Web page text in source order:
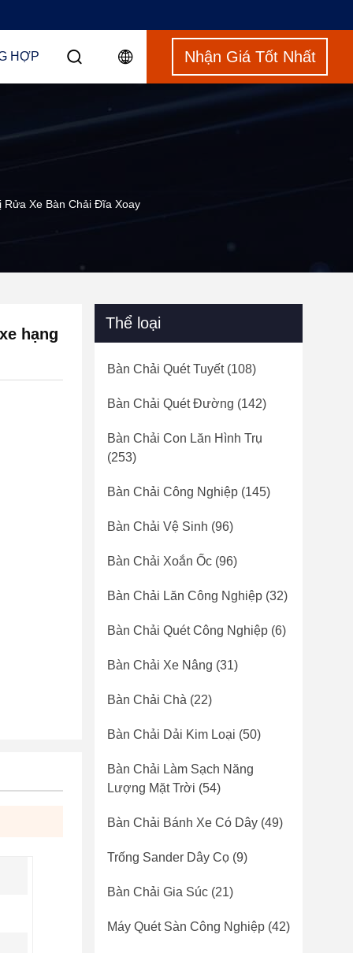
HỢP Nhận Giá Tốt Nhất
Rửa Xe Bàn Chải Đĩa Xoay
hạng
Thể loại
Bàn Chải Quét Tuyết(108)
Bàn Chải Quét Đường (142)
Bàn Chải Con Lăn Hình Trụ
(253)
Bàn Chải Công Nghiệp (145)
Bàn Chải Vệ Sinh (96)
Bàn Chải Xoắn Ốc (96)
Bàn Chải Lăn Công Nghiệp (32)
Bàn Chải Quét Công Nghiệp (6)
Bàn Chải Xe Nâng (31)
Bàn Chải Chà (22)
Bàn Chải Dải Kim Loại (50)
Bàn Chải Làm Sạch Năng
Lượng Mặt Trời (54)
Bàn Chải Bánh Xe Có Dây (49)
Trống Sander Dây Cọ (9)
Bàn Chải Gia Súc (21)
Máy Quét Sàn Công Nghiệp (42)